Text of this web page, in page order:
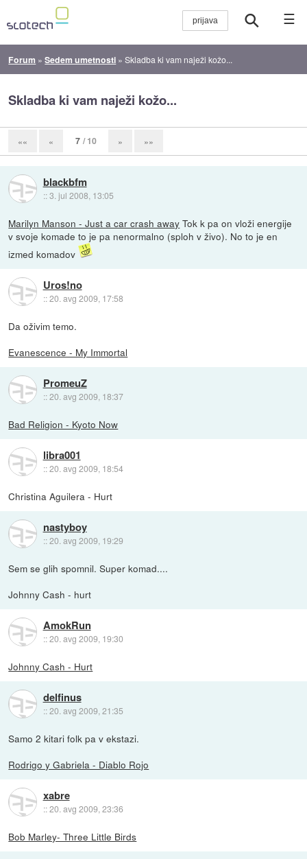
☰
Forum »Sedem umetnosti »Skladba ki vam naježi kožo...
Skladba ki vam naježi kožo...
«« « 7 / 10 » »»
blackbfm
::3. jul 2008, 13:05
Marilyn Manson - Just a car crash away Tok k pa on vloži energije
v svoje komade to je pa nenormalno (sploh v živo). No to je en
izmed komadov
Uros!no
::20. avg 2009, 17:58
Da oživim temo.
Evanescence - My Immortal
PromeuZ
::20. avg 2009, 18:37
Bad Religion - Kyoto Now
libra001
::20. avg 2009, 18:54
Christina Aguilera - Hurt
nastyboy
::20. avg 2009, 19:29
Sem se glih spomnil. Super komad....
Johnny Cash - hurt
AmokRun
::20. avg 2009, 19:30
Johnny Cash - Hurt
delfinus
::20. avg 2009, 21:35
Samo 2 kitari folk pa v ekstazi.
Rodrigo y Gabriela - Diablo Rojo
xabre
::20. avg 2009, 23:36
Bob Marley- Three Little Birds